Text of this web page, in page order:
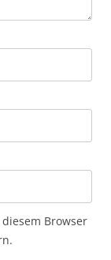
Browser